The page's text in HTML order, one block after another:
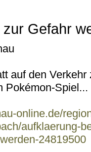
Gefahr
auf den
Pokémon-Spiel...
online.de/
aufklaerung-
24819500